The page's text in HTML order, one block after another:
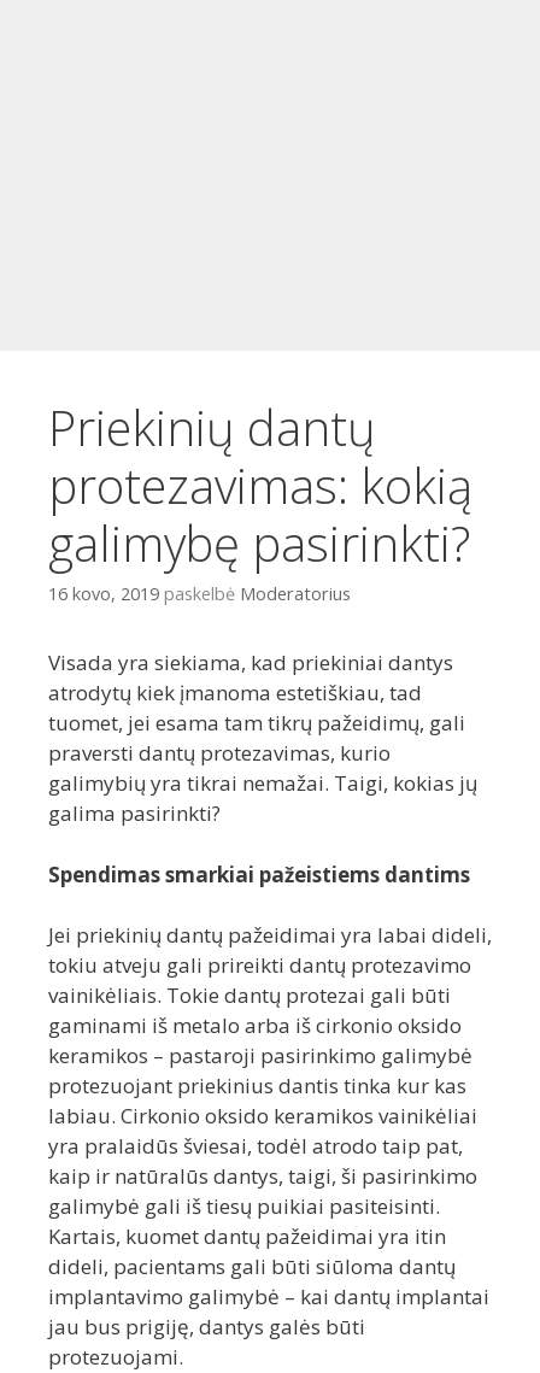
Priekinių dantų
protezavimas: kokią
galimybę pasirinkti?
16 kovo, 2019 paskelbė Moderatorius
Visada yra siekiama, kad priekiniai dantys
atrodytų kiek įmanoma estetiškiau, tad
tuomet, jei esama tam tikrų pažeidimų, gali
praversti dantų protezavimas, kurio
galimybių yra tikrai nemažai. Taigi, kokias jų
galima pasirinkti?
Spendimas smarkiai pažeistiems dantims
Jei priekinių dantų pažeidimai yra labai dideli,
tokiu atveju gali prireikti dantų protezavimo
vainikėliais. Tokie dantų protezai gali būti
gaminami iš metalo arba iš cirkonio oksido
keramikos – pastaroji pasirinkimo galimybė
protezuojant priekinius dantis tinka kur kas
labiau. Cirkonio oksido keramikos vainikėliai
yra pralaidūs šviesai, todėl atrodo taip pat,
kaip ir natūralūs dantys, taigi, ši pasirinkimo
galimybė gali iš tiesų puikiai pasiteisinti.
Kartais, kuomet dantų pažeidimai yra itin
dideli, pacientams gali būti siūloma dantų
implantavimo galimybė – kai dantų implantai
jau bus prigiję, dantys galės būti
protezuojami.